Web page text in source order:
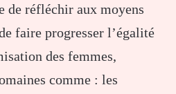
de réfléchir aux moyens
faire progresser l’égalité
des femmes,
comme : les